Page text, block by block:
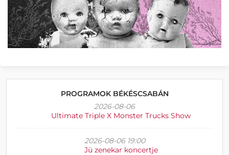
PROGRAMOK BÉKÉSCSABÁN
2026-08-06
Ultimate Triple X Monster Trucks Show
2026-08-06 19:00
Jü zenekar koncertje